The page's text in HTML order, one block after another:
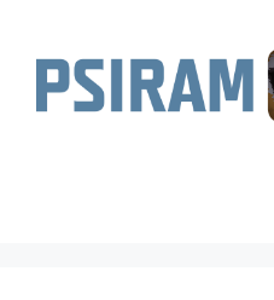
springen